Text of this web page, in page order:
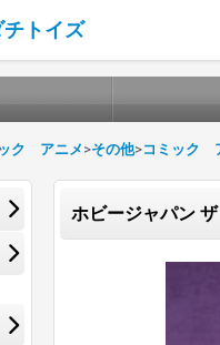
トイズ
ク アニメ >その他>コミック
ホビージャパン